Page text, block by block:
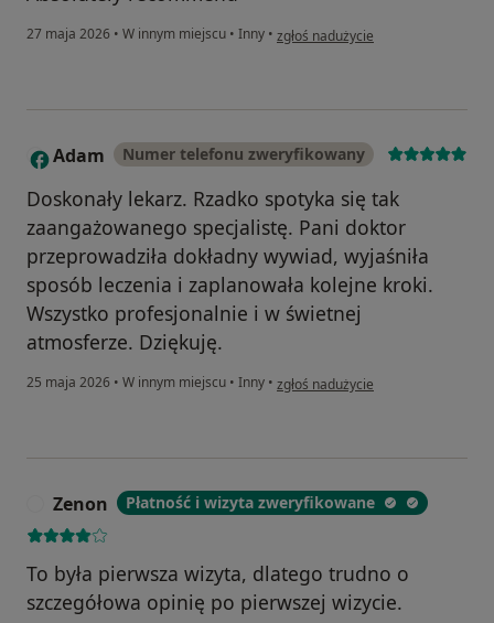
27 maja 2026 • W innym miejscu • Inny • w opinii użytkownika V.
zgłoś nadużycie
A Adam Numer telefonu zweryfikowany
Doskonały lekarz. Rzadko spotyka się tak
zaangażowanego specjalistę. Pani doktor
przeprowadziła dokładny wywiad, wyjaśniła
sposób leczenia i zaplanowała kolejne kroki.
Wszystko profesjonalnie i w świetnej
atmosferze. Dziękuję.
25 maja 2026 • W innym miejscu • Inny • w opinii użytkownika Adam
zgłoś nadużycie
Zenon Płatność i wizyta zweryfikowane
To była pierwsza wizyta, dlatego trudno o
szczegółowa opinię po pierwszej wizycie.